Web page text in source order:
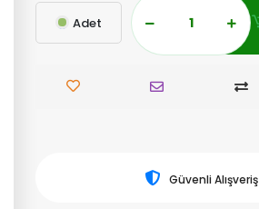
Adet
Güvenli Alışveriş